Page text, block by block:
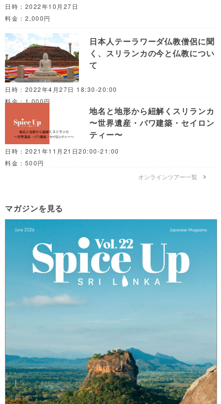
日時：2022年10月27日
料金：2,000円
日本人テーラワーダ仏教僧侶に聞
く、スリランカの今と仏教につい
て
日時：2022年4月27日 18:30-20:00
料金：1,000円
地名と地形から紐解くスリランカ
〜世界遺産・バワ建築・セイロン
ティー〜
日時：2021年11月21日20:00-21:00
料金：500円
オンラインツアー一覧
マガジンを見る